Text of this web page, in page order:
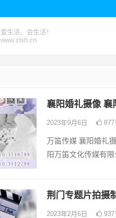
爱生活，会生活！
www.zlsh.cn
襄阳婚礼摄像 襄
2023年9月6日 877
万笛传媒 襄阳婚礼
阳万笛文化传媒有
荆门专题片拍摄
2023年2月6日 937